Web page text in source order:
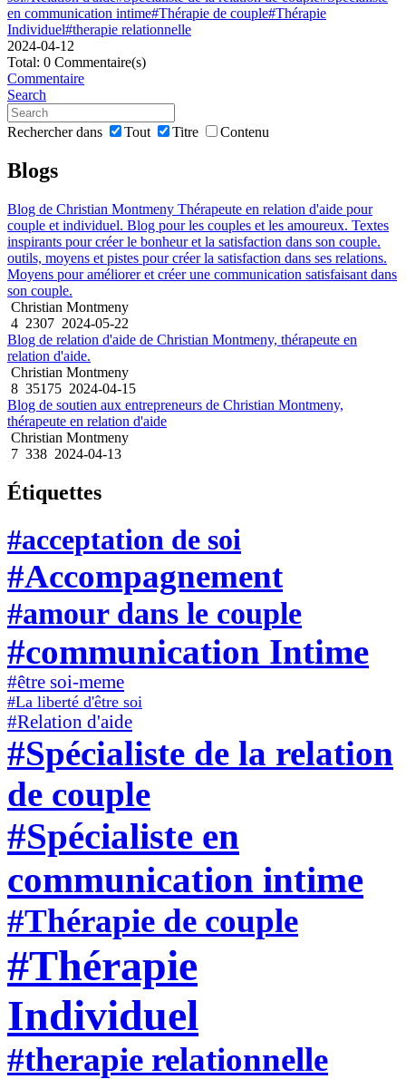
en communication intime#Thérapie de couple#Thérapie
Individuel#therapie relationnelle
2024-04-12
Total: 0 Commentaire(s)
Commentaire
Search
Rechercher dans Tout Titre Contenu
Blogs
Blog de Christian Montmeny Thérapeute en relation d'aide pour
couple et individuel. Blog pour les couples et les amoureux. Textes
inspirants pour créer le bonheur et la satisfaction dans son couple.
outils, moyens et pistes pour créer la satisfaction dans ses relations.
Moyens pour améliorer et créer une communication satisfaisant dans
son couple.
Christian Montmeny
4 2307 2024-05-22
Blog de relation d'aide de Christian Montmeny, thérapeute en
relation d'aide.
Christian Montmeny
8 35175 2024-04-15
Blog de soutien aux entrepreneurs de Christian Montmeny,
thérapeute en relation d'aide
Christian Montmeny
7 338 2024-04-13
Étiquettes
#acceptation de soi
#Accompagnement
#amour dans le couple
#communication Intime
#être soi-meme
#La liberté d'être soi
#Relation d'aide
#Spécialiste de la relation
de couple
#Spécialiste en
communication intime
#Thérapie de couple
#Thérapie
Individuel
#therapie relationnelle